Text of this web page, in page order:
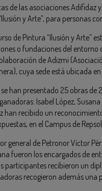
de las asociaciones Adifidaz
y Arte”, para personas
de Pintura “Ilusión y Arte”
o fundaciones del entorno
de Adizmi
cuya sede está ubicada
han presentado 25 obras de
Isabel López,
han recibido un
en el Campus de
general de Petronor Víctor
fueron los encargados de
participantes recibieron un
recogieron además una